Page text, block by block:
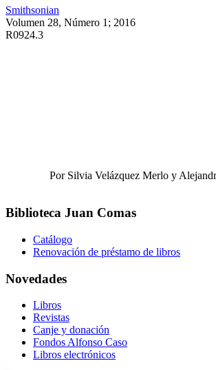
Smithsonian
Volumen 28, Número 1; 2016
R0924.3
Por Silvia Velázquez Merlo y
Biblioteca Juan Comas
Catálogo
Renovación de préstamo de libros
Novedades
Libros
Revistas
Canje y donación
Fondos Alfonso Caso
Libros electrónicos